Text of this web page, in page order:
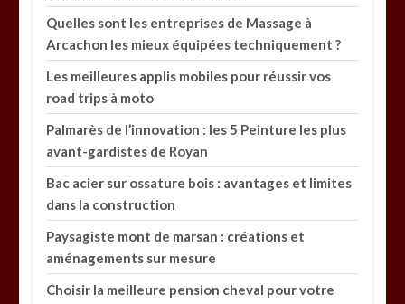
Quelles sont les entreprises de Massage à
Arcachon les mieux équipées techniquement ?
Les meilleures applis mobiles pour réussir vos
road trips à moto
Palmarès de l’innovation : les 5 Peinture les plus
avant-gardistes de Royan
Bac acier sur ossature bois : avantages et limites
dans la construction
Paysagiste mont de marsan : créations et
aménagements sur mesure
Choisir la meilleure pension cheval pour votre